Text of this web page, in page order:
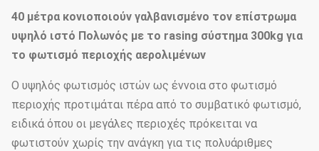
40 μέτρα κονιοποιούν γαλβανισμένο τον επίστρωμα
υψηλό ιστό Πολωνός με το rasing σύστημα 300kg για
το φωτισμό περιοχής αερολιμένων
Ο υψηλός φωτισμός ιστών ως έννοια στο φωτισμό
περιοχής προτιμάται πέρα από το συμβατικό φωτισμό,
ειδικά όπου οι μεγάλες περιοχές πρόκειται να
φωτιστούν χωρίς την ανάγκη για τις πολυάριθμες